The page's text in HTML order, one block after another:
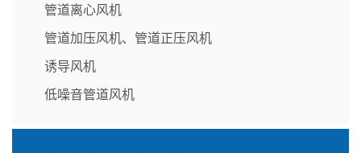
管道离心风机
管道加压风机、管道正压风机
诱导风机
低噪音管道风机